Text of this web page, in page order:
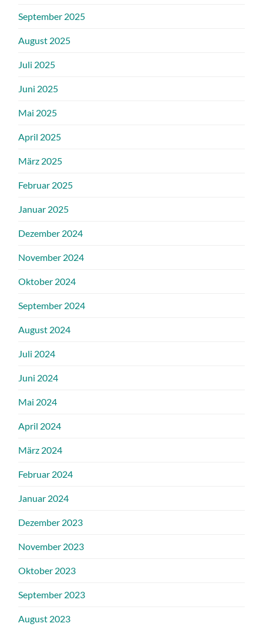
September 2025
August 2025
Juli 2025
Juni 2025
Mai 2025
April 2025
März 2025
Februar 2025
Januar 2025
Dezember 2024
November 2024
Oktober 2024
September 2024
August 2024
Juli 2024
Juni 2024
Mai 2024
April 2024
März 2024
Februar 2024
Januar 2024
Dezember 2023
November 2023
Oktober 2023
September 2023
August 2023